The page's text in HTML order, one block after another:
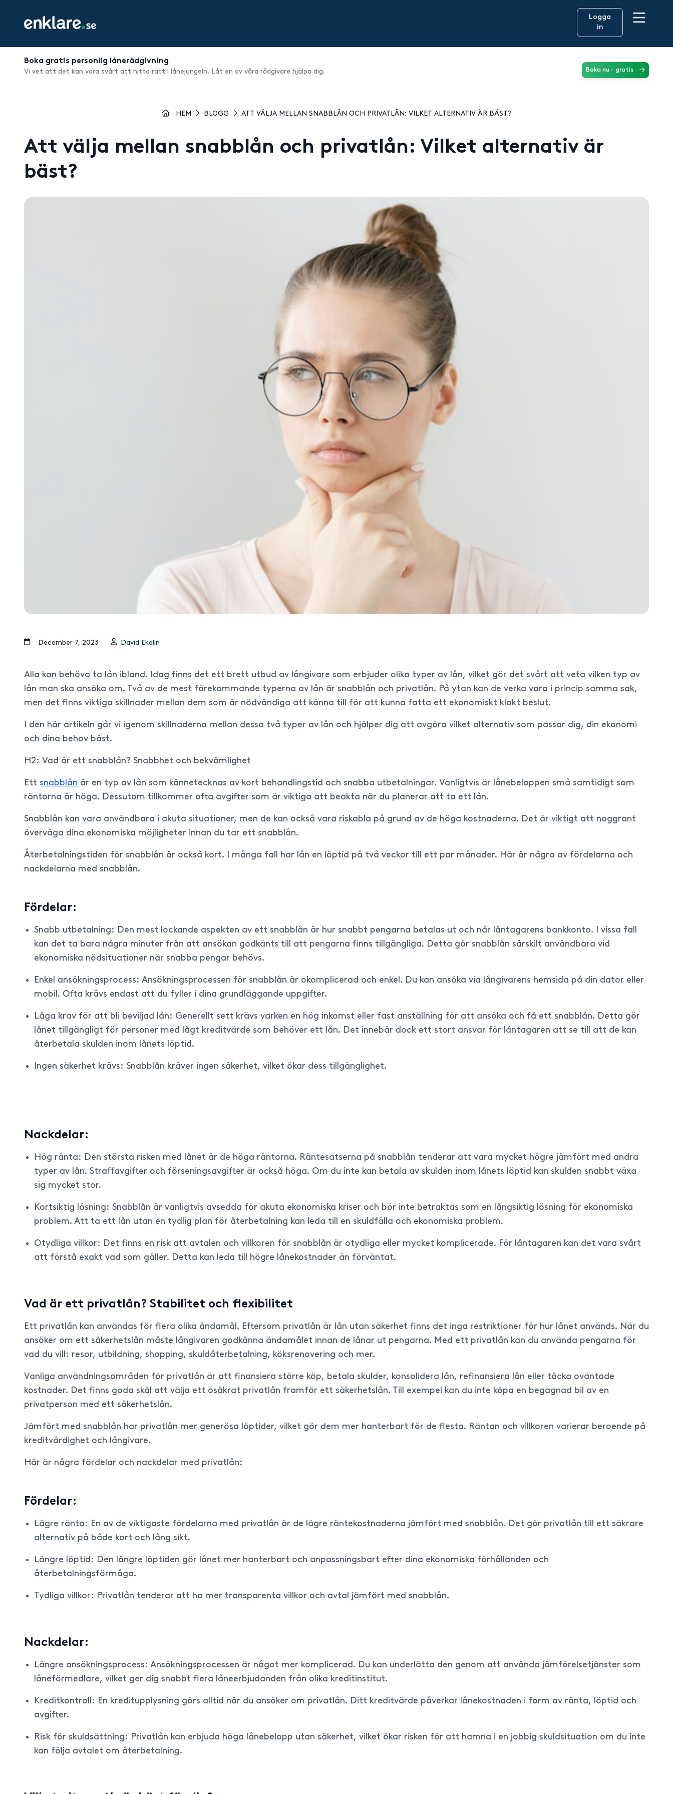
Logga
in
Boka gratis personlig lånerådgivning
Vi vet att det kan vara svårt att hitta rätt i lånejungeln. Låt en av våra rådgivare hjälpa dig. Boka nu - gratis
HEM BLOGG ATT VÄLJA MELLAN SNABBLÅN OCH PRIVATLÅN: VILKET ALTERNATIV ÄR BÄST?
Att välja mellan snabblån och privatlån: Vilket alternativ är
bäst?
december 7, 2023 David Ekelin
Alla kan behöva ta lån ibland. Idag finns det ett brett utbud av långivare som erbjuder olika typer av lån, vilket gör det svårt att veta vilken typ av
lån man ska ansöka om. Två av de mest förekommande typerna av lån är snabblån och privatlån. På ytan kan de verka vara i princip samma sak,
men det finns viktiga skillnader mellan dem som är nödvändiga att känna till för att kunna fatta ett ekonomiskt klokt beslut.
I den här artikeln går vi igenom skillnaderna mellan dessa två typer av lån och hjälper dig att avgöra vilket alternativ som passar dig, din ekonomi
och dina behov bäst.
H2: Vad är ett snabblån? Snabbhet och bekvämlighet
Ett snabblån är en typ av lån som kännetecknas av kort behandlingstid och snabba utbetalningar. Vanligtvis är lånebeloppen små samtidigt som
räntorna är höga. Dessutom tillkommer ofta avgifter som är viktiga att beakta när du planerar att ta ett lån.
Snabblån kan vara användbara i akuta situationer, men de kan också vara riskabla på grund av de höga kostnaderna. Det är viktigt att noggrant
överväga dina ekonomiska möjligheter innan du tar ett snabblån.
Återbetalningstiden för snabblån är också kort. I många fall har lån en löptid på två veckor till ett par månader. Här är några av fördelarna och
nackdelarna med snabblån.
Fördelar:
Snabb utbetalning: Den mest lockande aspekten av ett snabblån är hur snabbt pengarna betalas ut och når låntagarens bankkonto. I vissa fall
kan det ta bara några minuter från att ansökan godkänts till att pengarna finns tillgängliga. Detta gör snabblån särskilt användbara vid
ekonomiska nödsituationer när snabba pengar behövs.
Enkel ansökningsprocess: Ansökningsprocessen för snabblån är okomplicerad och enkel. Du kan ansöka via långivarens hemsida på din dator eller
mobil. Ofta krävs endast att du fyller i dina grundläggande uppgifter.
Låga krav för att bli beviljad lån: Generellt sett krävs varken en hög inkomst eller fast anställning för att ansöka och få ett snabblån. Detta gör
lånet tillgängligt för personer med lågt kreditvärde som behöver ett lån. Det innebär dock ett stort ansvar för låntagaren att se till att de kan
återbetala skulden inom lånets löptid.
Ingen säkerhet krävs: Snabblån kräver ingen säkerhet, vilket ökar dess tillgänglighet.
Nackdelar:
Hög ränta: Den största risken med lånet är de höga räntorna. Räntesatserna på snabblån tenderar att vara mycket högre jämfört med andra
typer av lån. Straffavgifter och förseningsavgifter är också höga. Om du inte kan betala av skulden inom lånets löptid kan skulden snabbt växa
sig mycket stor.
Kortsiktig lösning: Snabblån är vanligtvis avsedda för akuta ekonomiska kriser och bör inte betraktas som en långsiktig lösning för ekonomiska
problem. Att ta ett lån utan en tydlig plan för återbetalning kan leda till en skuldfälla och ekonomiska problem.
Otydliga villkor: Det finns en risk att avtalen och villkoren för snabblån är otydliga eller mycket komplicerade. För låntagaren kan det vara svårt
att förstå exakt vad som gäller. Detta kan leda till högre lånekostnader än förväntat.
Vad är ett privatlån? Stabilitet och flexibilitet
Ett privatlån kan användas för flera olika ändamål. Eftersom privatlån är lån utan säkerhet finns det inga restriktioner för hur lånet används. När du
ansöker om ett säkerhetslån måste långivaren godkänna ändamålet innan de lånar ut pengarna. Med ett privatlån kan du använda pengarna för
vad du vill: resor, utbildning, shopping, skuldåterbetalning, köksrenovering och mer.
Vanliga användningsområden för privatlån är att finansiera större köp, betala skulder, konsolidera lån, refinansiera lån eller täcka oväntade
kostnader. Det finns goda skäl att välja ett osäkrat privatlån framför ett säkerhetslån. Till exempel kan du inte köpa en begagnad bil av en
privatperson med ett säkerhetslån.
Jämfört med snabblån har privatlån mer generösa löptider, vilket gör dem mer hanterbart för de flesta. Räntan och villkoren varierar beroende på
kreditvärdighet och långivare.
Här är några fördelar och nackdelar med privatlån:
Fördelar:
Lägre ränta: En av de viktigaste fördelarna med privatlån är de lägre räntekostnaderna jämfört med snabblån. Det gör privatlån till ett säkrare
alternativ på både kort och lång sikt.
Längre löptid: Den längre löptiden gör lånet mer hanterbart och anpassningsbart efter dina ekonomiska förhållanden och
återbetalningsförmåga.
Tydliga villkor: Privatlån tenderar att ha mer transparenta villkor och avtal jämfört med snabblån.
Nackdelar:
Längre ansökningsprocess: Ansökningsprocessen är något mer komplicerad. Du kan underlätta den genom att använda jämförelsetjänster som
låneförmedlare, vilket ger dig snabbt flera låneerbjudanden från olika kreditinstitut.
Kreditkontroll: En kreditupplysning görs alltid när du ansöker om privatlån. Ditt kreditvärde påverkar lånekostnaden i form av ränta, löptid och
avgifter.
Risk för skuldsättning: Privatlån kan erbjuda höga lånebelopp utan säkerhet, vilket ökar risken för att hamna i en jobbig skuldsituation om du inte
kan följa avtalet om återbetalning.